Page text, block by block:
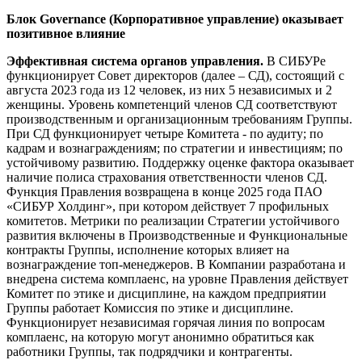
Блок Governance (Корпоративное управление) оказывает
позитивное влияние
Эффективная система органов управления. В СИБУРе
функционирует Совет директоров (далее – СД), состоящий с
августа 2023 года из 12 человек, из них 5 независимых и 2
женщины. Уровень компетенций членов СД соответствуют
производственным и организационным требованиям Группы.
При СД функционирует четыре Комитета - по аудиту; по
кадрам и вознаграждениям; по стратегии и инвестициям; по
устойчивому развитию. Поддержку оценке фактора оказывает
наличие полиса страхования ответственности членов СД.
Функция Правления возвращена в конце 2025 года ПАО
«СИБУР Холдинг», при котором действует 7 профильных
комитетов. Метрики по реализации Стратегии устойчивого
развития включены в Производственные и Функциональные
контракты Группы, исполнение которых влияет на
вознаграждение топ-менеджеров. В Компании разработана и
внедрена система комплаенс, на уровне Правления действует
Комитет по этике и дисциплине, на каждом предприятии
Группы работает Комиссия по этике и дисциплине.
Функционирует независимая горячая линия по вопросам
комплаенс, на которую могут анонимно обратиться как
работники Группы, так подрядчики и контрагенты.